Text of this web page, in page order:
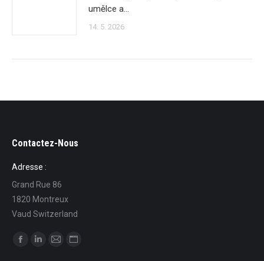
umělce a…
14. 5. 2026
Contactez-Nous
Adresse :
Grand Rue 86
1820 Montreux
Vaud Switzerland
Find us on: